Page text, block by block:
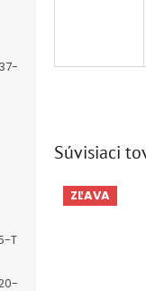
T
Súvisiaci
ZĽAVA